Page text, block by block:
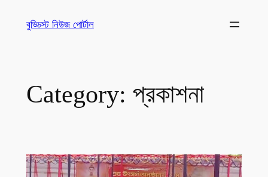
বুড্ডিস্ট নিউজ পোর্টাল
Category: প্রকাশনা